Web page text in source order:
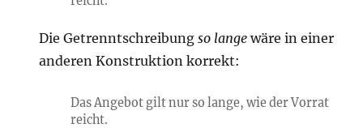
Die Getrenntschreibungso lange wäre in einer
anderen Konstruktion korrekt:
Das Angebot gilt nur so lange, wie der Vorrat
reicht.